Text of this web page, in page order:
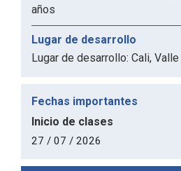
años
Lugar de desarrollo
Lugar de desarrollo: Cali,
Fechas importantes
Inicio de clases
27 / 07 / 2026